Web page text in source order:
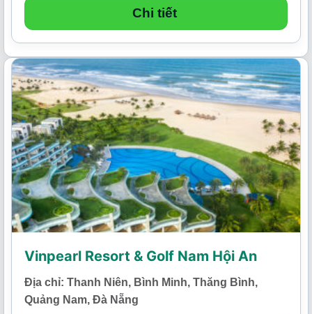
Chi tiết
Vinpearl Resort & Golf Nam Hội An
Địa chỉ: Thanh Niên, Bình Minh, Thăng Bình,
Quảng Nam, Đà Nẵng